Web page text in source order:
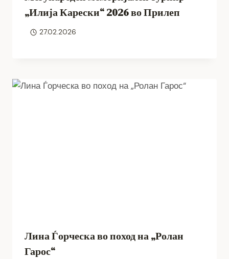
„Илија Карески“ 2026 во Прилеп
27.02.2026
Лина Ѓорческа во поход на „Ролан
Гарос“